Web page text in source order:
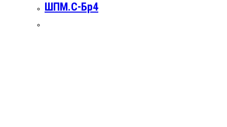
ШПМ.С-Бр4